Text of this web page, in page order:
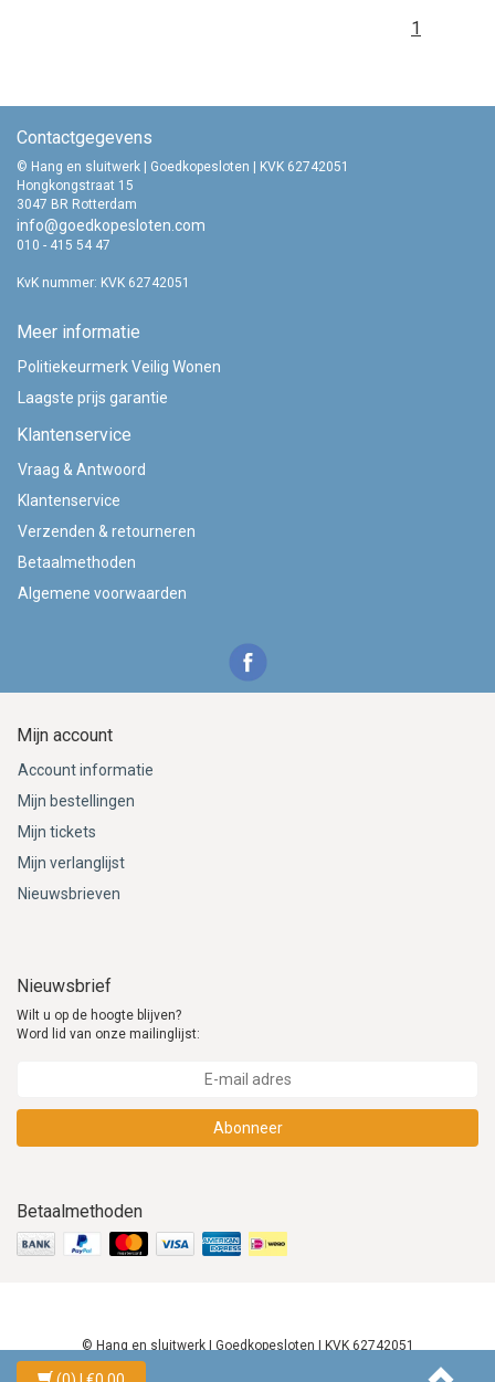
1
Contactgegevens
© Hang en sluitwerk | Goedkopesloten | KVK 62742051
Hongkongstraat 15
3047 BR Rotterdam
info@goedkopesloten.com
010 - 415 54 47
KvK nummer: KVK 62742051
Meer informatie
Politiekeurmerk Veilig Wonen
Laagste prijs garantie
Klantenservice
Vraag & Antwoord
Klantenservice
Verzenden & retourneren
Betaalmethoden
Algemene voorwaarden
Mijn account
Account informatie
Mijn bestellingen
Mijn tickets
Mijn verlanglijst
Nieuwsbrieven
Nieuwsbrief
Wilt u op de hoogte blijven?
Word lid van onze mailinglijst:
Abonneer
Betaalmethoden
© Hang en sluitwerk | Goedkopesloten | KVK 62742051